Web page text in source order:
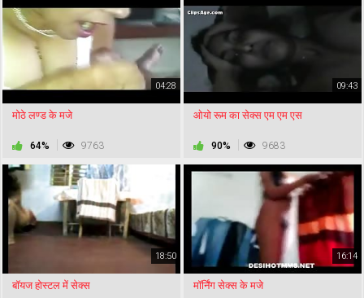
04:28
मोठे लण्ड के मजे
64% 9763
09:43
ओयो रूम का सेक्स एम एम एस
90% 9683
18:50
बॉयज होस्टल में सेक्स
16:14
मॉर्निंग सेक्स के मजे